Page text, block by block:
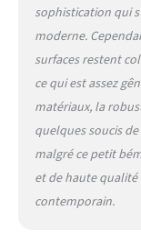
sophistication qui
moderne.
surfaces restent
ce qui est assez
matériaux, la
quelques soucis
malgré ce petit
et de haute qualité
contemporain.